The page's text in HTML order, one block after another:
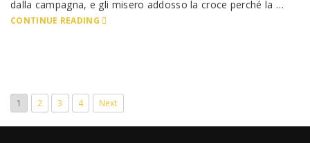
dalla campagna, e gli misero addosso la croce perché la …
CONTINUE READING
1 2 3 4 Next